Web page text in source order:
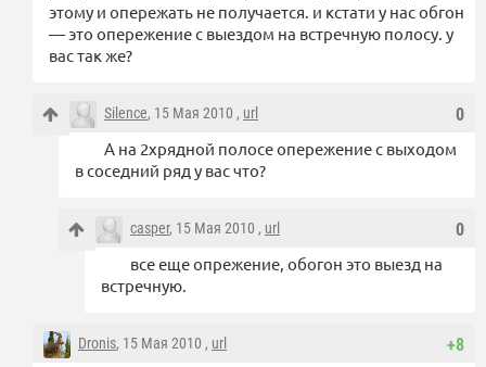
этому и опережать не получается. и кстати у нас обгон
— это опережение с выездом на встречную полосу. у
вас так же?
0
Silence, 15 Мая 2010 , url
А на 2хрядной полосе опережение с выходом
в соседний ряд у вас что?
0
casper, 15 Мая 2010 , url
все еще опрежение, обогон это выезд на
встречную.
+8
Dronis, 15 Мая 2010 , url